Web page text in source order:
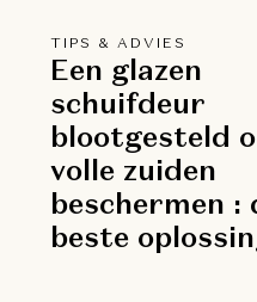
TIPS & ADVIES
Een glazen
schuifdeur
blootgesteld
volle zuiden
beschermen :
beste